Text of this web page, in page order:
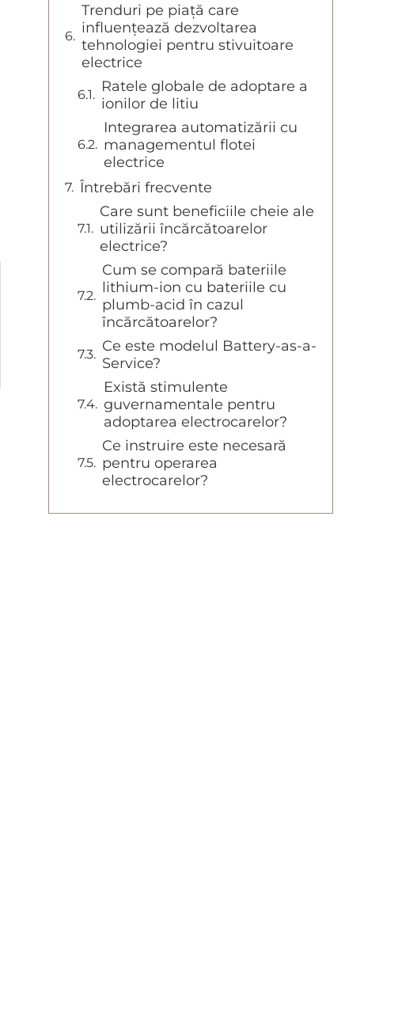
Trenduri pe piață care
influențează dezvoltarea
tehnologiei pentru stivuitoare
electrice
Ratele globale de adoptare a
ionilor de litiu
Integrarea automatizării cu
managementul flotei
electrice
Întrebări frecvente
Care sunt beneficiile cheie ale
utilizării încărcătoarelor
electrice?
Cum se compară bateriile
lithium-ion cu bateriile cu
plumb-acid în cazul
încărcătoarelor?
Ce este modelul Battery-as-a-
Service?
Există stimulente
guvernamentale pentru
adoptarea electrocarelor?
Ce instruire este necesară
pentru operarea
electrocarelor?